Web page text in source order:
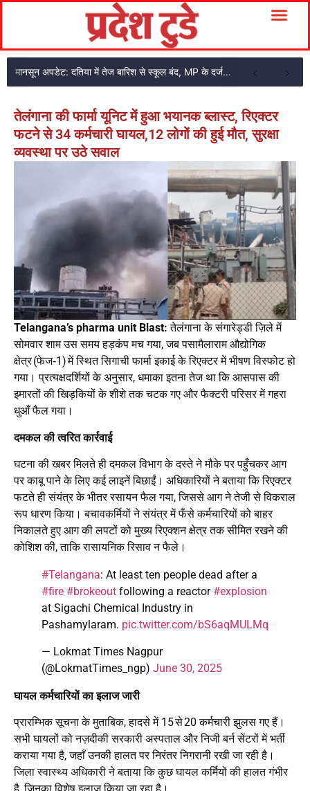
मानसून अपडेट: दतिया में तेज बारिश से स्कूल बंद, MP के दर्जनों जिलों में सूखे की चिंता
तेलंगाना की फार्मा यूनिट में हुआ भयानक ब्लास्ट, रिएक्टर
फटने से 34 कर्मचारी घायल,12 लोगों की हुई मौत, सुरक्षा
व्यवस्था पर उठे सवाल
Telangana’s pharma unit Blast: तेलंगाना के संगारेड्डी ज़िले में
सोमवार शाम उस समय हड़कंप मच गया, जब पसामैलाराम औद्योगिक
क्षेत्र (फेज‑1) में स्थित सिगाची फार्मा इकाई के रिएक्टर में भीषण विस्फोट हो
गया। प्रत्यक्षदर्शियों के अनुसार, धमाका इतना तेज था कि आसपास की
इमारतों की खिड़कियों के शीशे तक चटक गए और फैक्टरी परिसर में गहरा
धुआँ फैल गया।
दमकल की त्वरित कार्रवाई
घटना की खबर मिलते ही दमकल विभाग के दस्ते ने मौके पर पहुँचकर आग
पर काबू पाने के लिए कई लाइनें बिछाईं। अधिकारियों ने बताया कि रिएक्टर
फटते ही संयंत्र के भीतर रसायन फैल गया, जिससे आग ने तेजी से विकराल
रूप धारण किया। बचावकर्मियों ने संयंत्र में फँसे कर्मचारियों को बाहर
निकालते हुए आग की लपटों को मुख्य रिएक्शन क्षेत्र तक सीमित रखने की
कोशिश की, ताकि रासायनिक रिसाव न फैले।
#Telangana: At least ten people dead after a
#fire #brokeout following a reactor #explosion
at Sigachi Chemical Industry in
Pashamylaram. pic.twitter.com/bS6aqMULMq
— Lokmat Times Nagpur
(@LokmatTimes_ngp) June 30, 2025
घायल कर्मचारियों का इलाज जारी
प्रारम्भिक सूचना के मुताबिक, हादसे में 15 से 20 कर्मचारी झुलस गए हैं।
सभी घायलों को नज़दीकी सरकारी अस्पताल और निजी बर्न सेंटरों में भर्ती
कराया गया है, जहाँ उनकी हालत पर निरंतर निगरानी रखी जा रही है।
जिला स्वास्थ्य अधिकारी ने बताया कि कुछ घायल कर्मियों की हालत गंभीर